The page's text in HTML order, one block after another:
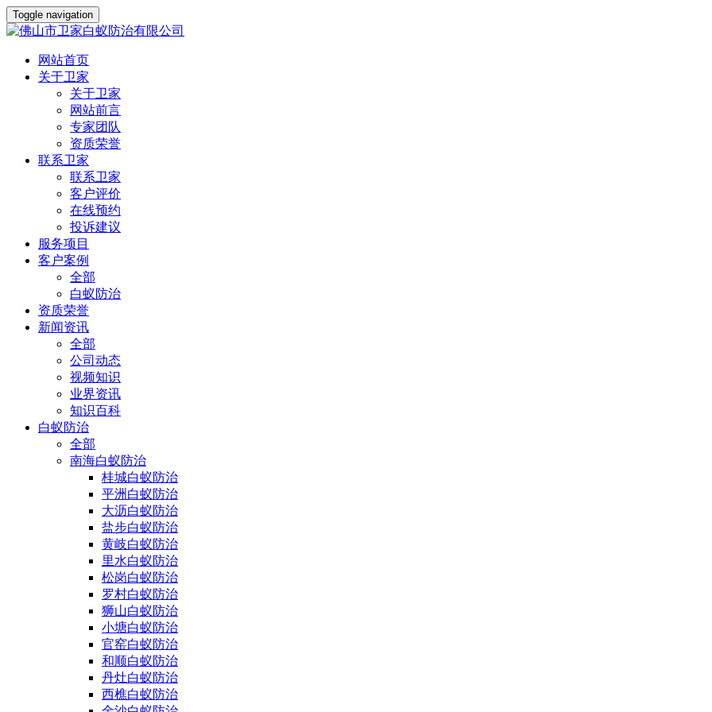
Toggle navigation
网站首页
关于卫家
关于卫家
网站前言
专家团队
资质荣誉
联系卫家
联系卫家
客户评价
在线预约
投诉建议
服务项目
客户案例
全部
白蚁防治
资质荣誉
新闻资讯
全部
公司动态
视频知识
业界资讯
知识百科
白蚁防治
全部
南海白蚁防治
桂城白蚁防治
平洲白蚁防治
大沥白蚁防治
盐步白蚁防治
黄岐白蚁防治
里水白蚁防治
松岗白蚁防治
罗村白蚁防治
狮山白蚁防治
小塘白蚁防治
官窑白蚁防治
和顺白蚁防治
丹灶白蚁防治
西樵白蚁防治